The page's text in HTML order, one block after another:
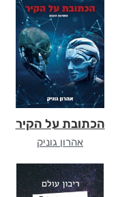
הכתובת על הקיר
אהרון גוניק